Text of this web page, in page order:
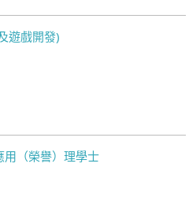
遊戲開發)
用（榮譽）理學士